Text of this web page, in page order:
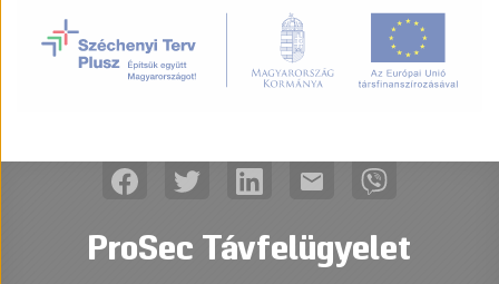
mail
ProSec Távfelügyelet